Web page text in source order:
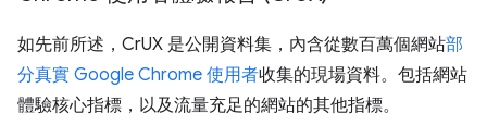
如先前所述，CrUX 是公開資料集，內含從數百萬個網站部
分真實 Google Chrome 使用者收集的現場資料。包括網站
體驗核心指標，以及流量充足的網站的其他指標。